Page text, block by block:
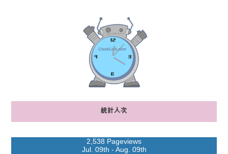
統計人次
2,538 Pageviews
Jul. 09th - Aug. 09th